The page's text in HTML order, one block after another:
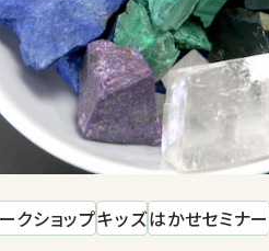
クショップキッズはかせセミナー